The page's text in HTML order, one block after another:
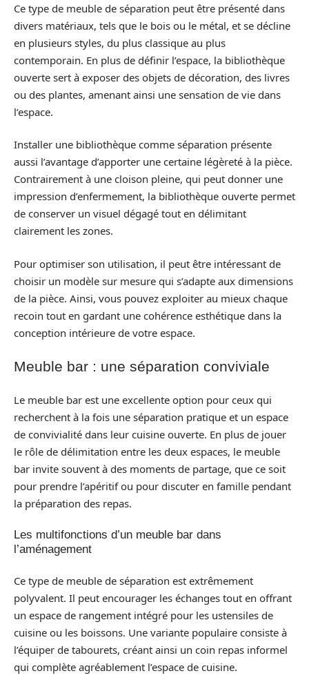
Ce type de meuble de séparation peut être présenté dans
divers matériaux, tels que le bois ou le métal, et se décline
en plusieurs styles, du plus classique au plus
contemporain. En plus de définir l’espace, la bibliothèque
ouverte sert à exposer des objets de décoration, des livres
ou des plantes, amenant ainsi une sensation de vie dans
l’espace.
Installer une bibliothèque comme séparation présente
aussi l’avantage d’apporter une certaine légèreté à la pièce.
Contrairement à une cloison pleine, qui peut donner une
impression d’enfermement, la bibliothèque ouverte permet
de conserver un visuel dégagé tout en délimitant
clairement les zones.
Pour optimiser son utilisation, il peut être intéressant de
choisir un modèle sur mesure qui s’adapte aux dimensions
de la pièce. Ainsi, vous pouvez exploiter au mieux chaque
recoin tout en gardant une cohérence esthétique dans la
conception intérieure de votre espace.
Meuble bar : une séparation conviviale
Le meuble bar est une excellente option pour ceux qui
recherchent à la fois une séparation pratique et un espace
de convivialité dans leur cuisine ouverte. En plus de jouer
le rôle de délimitation entre les deux espaces, le meuble
bar invite souvent à des moments de partage, que ce soit
pour prendre l’apéritif ou pour discuter en famille pendant
la préparation des repas.
Les multifonctions d’un meuble bar dans
l’aménagement
Ce type de meuble de séparation est extrêmement
polyvalent. Il peut encourager les échanges tout en offrant
un espace de rangement intégré pour les ustensiles de
cuisine ou les boissons. Une variante populaire consiste à
l’équiper de tabourets, créant ainsi un coin repas informel
qui complète agréablement l’espace de cuisine.